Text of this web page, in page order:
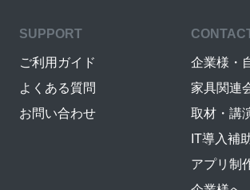
SUPPORT
ご利用ガイド
よくある質問
お問い合わせ
企業様・
家具関連
取材・講
IT導入補
アプリ制